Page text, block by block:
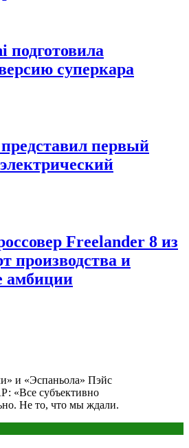
подготовила
суперкара
первый
Freelander 8 из
производства и
амбиции
и «Эспаньола» Пэйс
«Все субъективно
Не то, что мы ждали.